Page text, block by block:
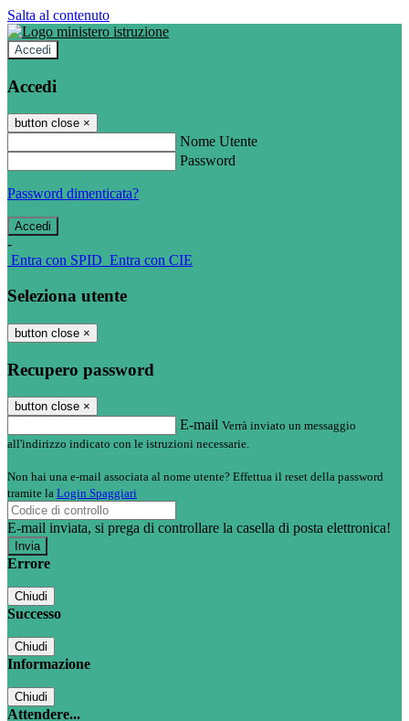
Salta al contenuto
Accedi
Accedi
button close ×
Nome Utente
Password
Password dimenticata?
-
Entra con SPID Entra con CIE
Seleziona utente
button close ×
Recupero password
button close ×
E-mail Verrà inviato un messaggio
all'indirizzo indicato con le istruzioni necessarie.
Non hai una e-mail associata al nome utente? Effettua il reset della password
tramite la Login Spaggiari
E-mail inviata, si prega di controllare la casella di posta elettronica!
Errore
Chiudi
Successo
Chiudi
Informazione
Chiudi
Attendere...